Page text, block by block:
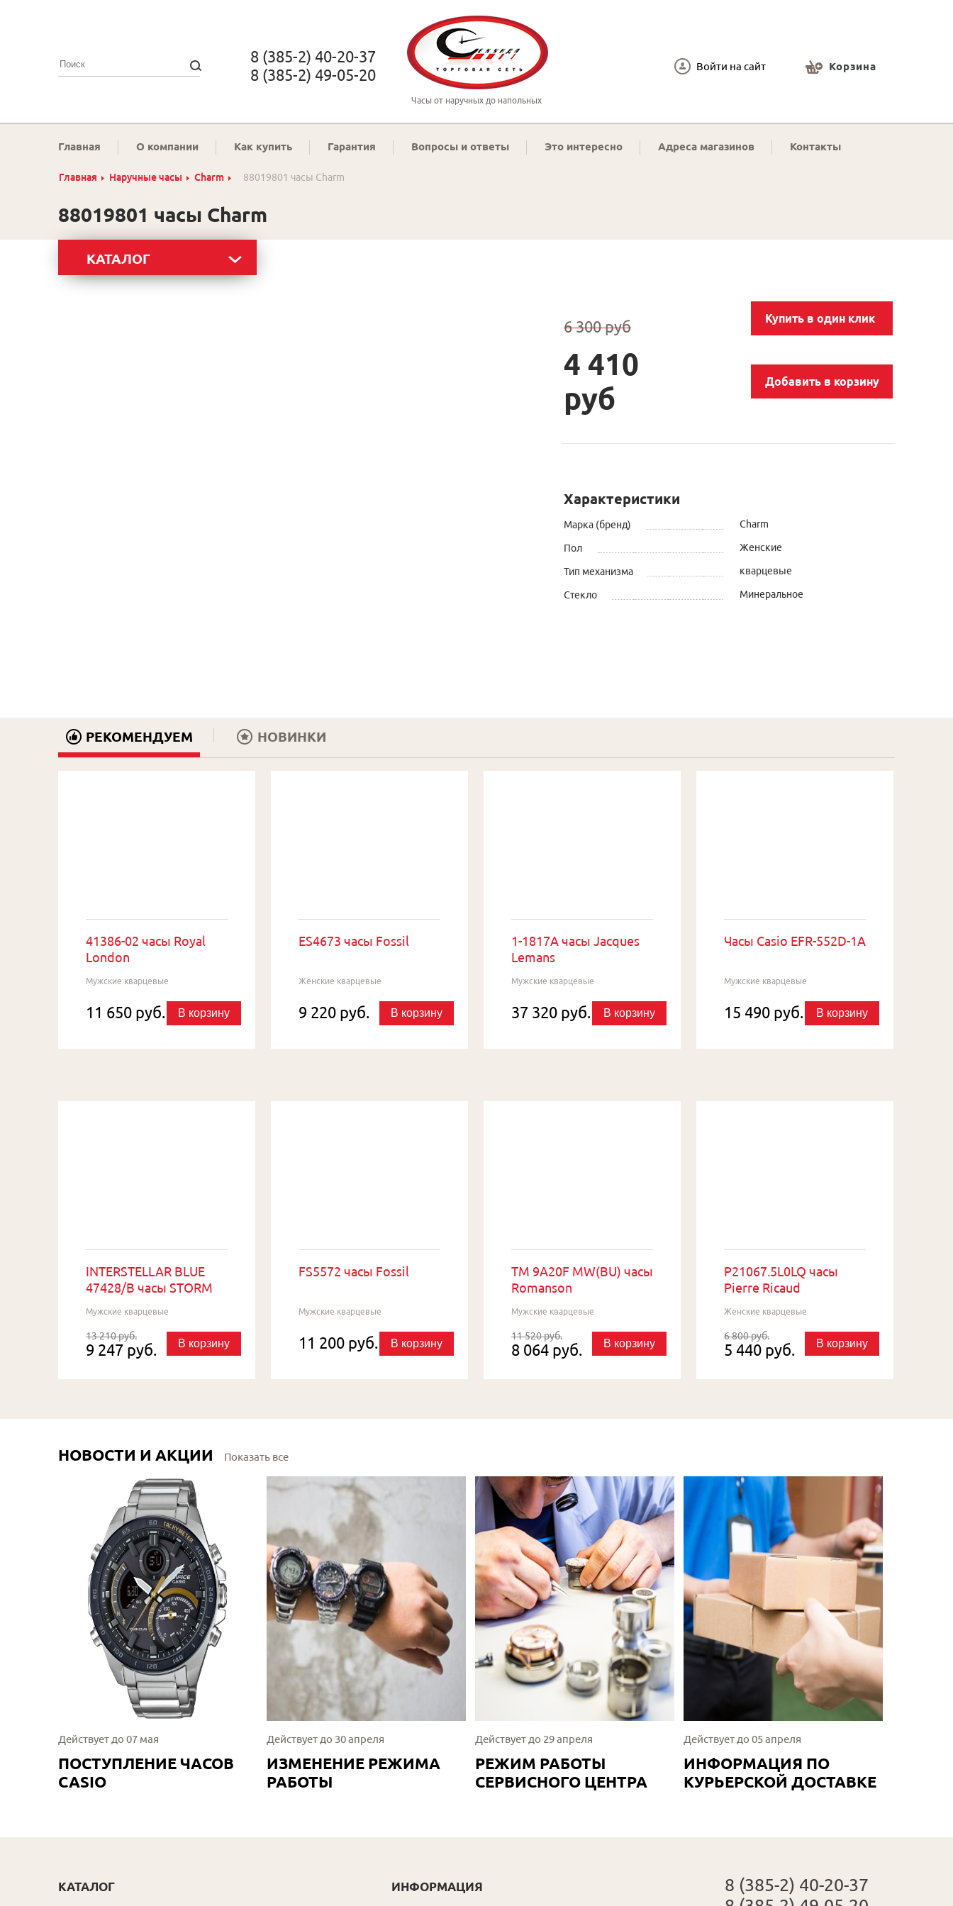
8 (385-2) 40-20-37
8 (385-2) 49-05-20
Часы от наручных до напольных
Войти на сайт Корзина
Главная О компании Как купить Гарантия Вопросы и ответы Это интересно Адреса магазинов Контакты
Главная Наручные часы Charm 88019801 часы Charm
88019801 часы Charm
КАТАЛОГ
6 300 руб Купить в один клик
4 410
руб
Добавить в корзину
Характеристики
Марка (бренд) Charm
Пол Женские
Тип механизма кварцевые
Стекло Минеральное
РЕКОМЕНДУЕМ НОВИНКИ
41386-02 часы Royal
London
Мужские кварцевые
11 650 руб. В корзину
ES4673 часы Fossil
Женские кварцевые
9 220 руб. В корзину
1-1817A часы Jacques
Lemans
Мужские кварцевые
37 320 руб. В корзину
Часы Casio EFR-552D-1A
Мужские кварцевые
15 490 руб. В корзину
INTERSTELLAR BLUE
47428/B часы STORM
Мужские кварцевые
13 210 руб.
9 247 руб. В корзину
FS5572 часы Fossil
Мужские кварцевые
11 200 руб. В корзину
TM 9A20F MW(BU) часы
Romanson
Мужские кварцевые
11 520 руб.
8 064 руб. В корзину
P21067.5L0LQ часы
Pierre Ricaud
Женские кварцевые
6 800 руб.
5 440 руб. В корзину
НОВОСТИ И АКЦИИ Показать все
Действует до 07 мая
ПОСТУПЛЕНИЕ ЧАСОВ
CASIO
Действует до 30 апреля
ИЗМЕНЕНИЕ РЕЖИМА
РАБОТЫ
Действует до 29 апреля
РЕЖИМ РАБОТЫ
СЕРВИСНОГО ЦЕНТРА
Действует до 05 апреля
ИНФОРМАЦИЯ ПО
КУРЬЕРСКОЙ ДОСТАВКЕ
КАТАЛОГ ИНФОРМАЦИЯ
8 (385-2) 40-20-37